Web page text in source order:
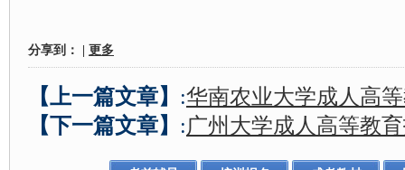
分享到： 更多
【上一篇文章】 :华南农业大学成人高
【下一篇文章】 :广州大学成人高等教